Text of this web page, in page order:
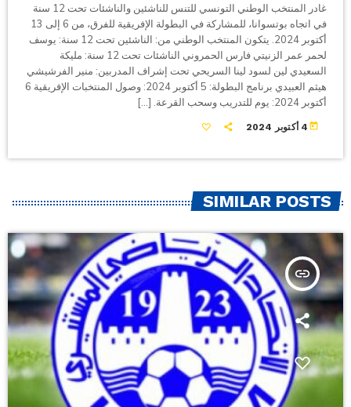
غادر المنتخب الوطني التونسي للتنس للناشئين والناشئات تحت 12 سنة
في اتجاه بوتسوانا، للمشاركة في البطولة الإفريقية للفرق، من 6 إلى 13
أكتوبر 2024. يتكون المنتخب الوطني من: الناشئين تحت 12 سنة: يوسف
لحمر عمر الزنيتي فارس الحمروني الناشئات تحت 12 سنة: مليكة
السعيدي لين لسود لينا السريحي تحت إشراف المدربين: منير الفرشيشي
هيثم العبيدي برنامج البطولة: 5 أكتوبر 2024: وصول المنتخبات الإفريقية 6
أكتوبر 2024: يوم للتدريب وسحب القرعة. […]
today 4 أكتوبر 2024
SIMILAR POSTS
insert_link